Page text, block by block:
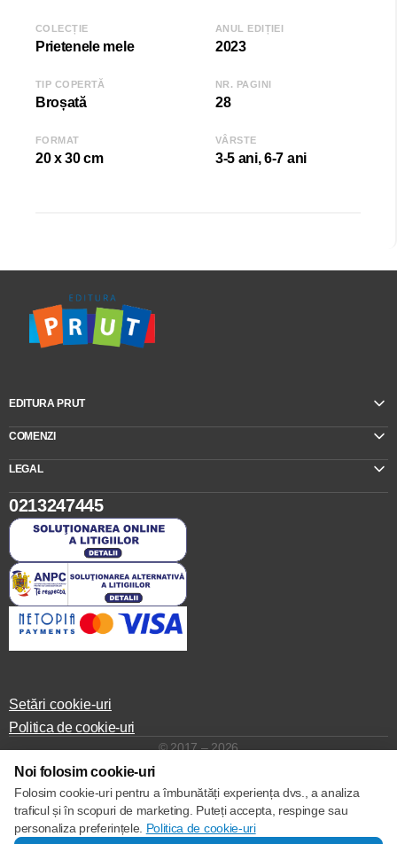
COLECȚIE
Prietenele mele
ANUL EDIȚIEI
2023
TIP COPERTĂ
Broșată
NR. PAGINI
28
FORMAT
20 x 30 cm
VÂRSTE
3-5 ani, 6-7 ani
EDITURA PRUT
COMENZI
LEGAL
0213247445
Setări cookie-uri
Politica de cookie-uri
© 2017 – 2026
Noi folosim cookie-uri
Folosim cookie-uri pentru a îmbunătăți experiența dvs., a analiza
traficul și în scopuri de marketing. Puteți accepta, respinge sau
personaliza preferințele. Politica de cookie-uri